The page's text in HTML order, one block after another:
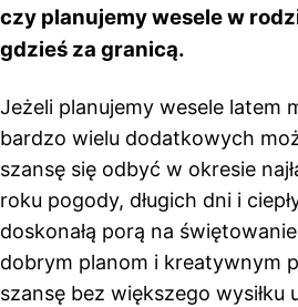
czy planujemy wesele w
gdzieś za granicą.
Jeżeli planujemy wesele latem
bardzo wielu dodatkowych
szansę się odbyć w okresie
roku pogody, długich dni i
doskonałą porą na
dobrym planom i kreatywnym
szansę bez większego wysiłku